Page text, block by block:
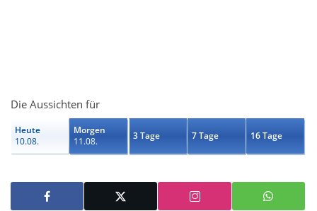
Die Aussichten für
Heute
10.08.
Morgen
11.08.
3 Tage 7 Tage 16 Tage